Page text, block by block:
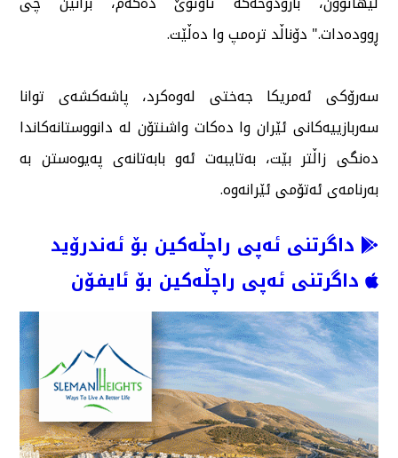
ڕوودەدات." دۆناڵد ترەمپ وا دەڵێت.
سەرۆكی ئەمریكا جەختی لەوەكرد، پاشەكشەی توانا
سەربازییەكانی ئێران وا دەكات واشنتۆن لە دانووستانەكاندا
دەنگی زاڵتر بێت، بەتایبەت ئەو بابەتانەی پەیوەستن بە
بەرنامەی ئەتۆمی ئێرانەوە.
داگرتنی ئەپی راچڵەکین بۆ ئەندرۆید
داگرتنی ئەپی راچڵەکین بۆ ئایفۆن